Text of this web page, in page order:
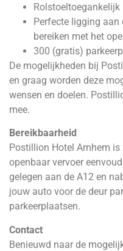
Rolstoeltoegankelijk
Perfecte ligging aan
bereiken met het
300 (gratis)
De mogelijkheden bij
en graag worden deze
wensen en doelen.
mee.
Bereikbaarheid
Postillion Hotel Arnhem
openbaar vervoer
gelegen aan de A12 en
jouw auto voor de deur
parkeerplaatsen.
Contact
Benieuwd naar de